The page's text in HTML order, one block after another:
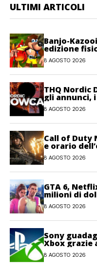
ULTIMI ARTICOLI
Banjo-
edizione
8 AGOSTO 2026
THQ Nordic
gli annunci,
dell’evento
8 AGOSTO 2026
Call of Duty
e orario
Warfare 4
8 AGOSTO 2026
GTA 6,
milioni di
gioco
8 AGOSTO 2026
Sony
Xbox grazie
8 AGOSTO 2026